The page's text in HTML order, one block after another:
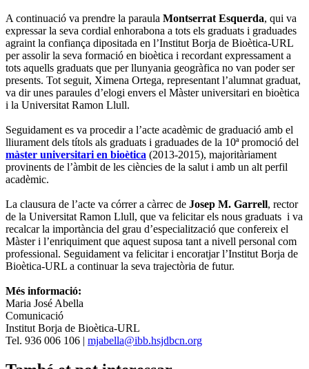
A continuació va prendre la paraula Montserrat Esquerda, qui va
expressar la seva cordial enhorabona a tots els graduats i graduades
agraint la confiança dipositada en l’Institut Borja de Bioètica-URL
per assolir la seva formació en bioètica i recordant expressament a
tots aquells graduats que per llunyania geogràfica no van poder ser
presents. Tot seguit, Ximena Ortega, representant l’alumnat graduat,
va dir unes paraules d’elogi envers el Màster universitari en bioètica
i la Universitat Ramon Llull.
Seguidament es va procedir a l’acte acadèmic de graduació amb el
lliurament dels títols als graduats i graduades de la 10ª promoció del
màster universitari en bioètica (2013-2015), majoritàriament
provinents de l’àmbit de les ciències de la salut i amb un alt perfil
acadèmic.
La clausura de l’acte va córrer a càrrec de Josep M. Garrell, rector
de la Universitat Ramon Llull, que va felicitar els nous graduats i va
recalcar la importància del grau d’especialització que confereix el
Màster i l’enriquiment que aquest suposa tant a nivell personal com
professional. Seguidament va felicitar i encoratjar l’Institut Borja de
Bioètica-URL a continuar la seva trajectòria de futur.
Més informació:
Maria José Abella
Comunicació
Institut Borja de Bioètica-URL
Tel. 936 006 106 | mjabella@ibb.hsjdbcn.org